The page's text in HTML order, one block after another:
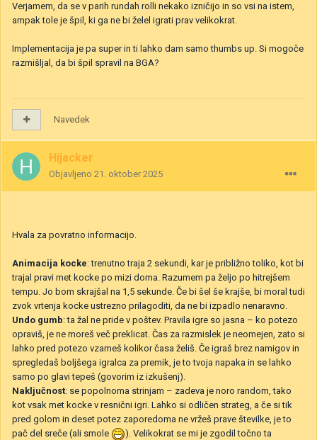
Verjamem, da se v parih rundah rolli nekako izničijo in so vsi na istem,
ampak tole je špil, ki ga ne bi želel igrati prav velikokrat.
Implementacija je pa super in ti lahko dam samo thumbs up. Si mogoče
razmišljal, da bi špil spravil na BGA?
Navedek
Hijacker
Objavljeno 21. oktober 2025
Hvala za povratno informacijo.
Animacija kocke: trenutno traja 2 sekundi, kar je približno toliko, kot bi
trajal pravi met kocke po mizi doma. Razumem pa željo po hitrejšem
tempu. Jo bom skrajšal na 1,5 sekunde. Če bi šel še krajše, bi moral tudi
zvok vrtenja kocke ustrezno prilagoditi, da ne bi izpadlo nenaravno.
Undo gumb: ta žal ne pride v poštev. Pravila igre so jasna – ko potezo
opraviš, je ne moreš več preklicat. Čas za razmislek je neomejen, zato si
lahko pred potezo vzameš kolikor časa želiš. Če igraš brez namigov in
spregledaš boljšega igralca za premik, je to tvoja napaka in se lahko
samo po glavi tepeš (govorim iz izkušenj).
Naključnost: se popolnoma strinjam – zadeva je noro random, tako
kot vsak met kocke v resnični igri. Lahko si odličen strateg, a če si tik
pred golom in deset potez zaporedoma ne vržeš prave številke, je to
pač del sreče (ali smole
). Velikokrat se mi je zgodil točno ta